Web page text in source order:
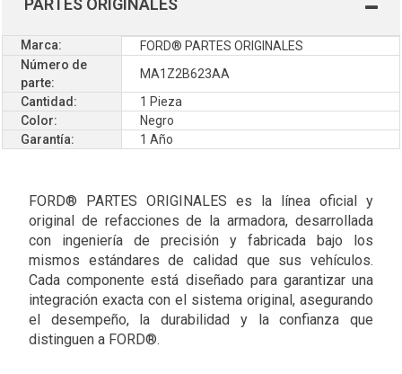
Marca:
FORD® PARTES ORIGINALES
Número de
parte:
MA1Z2B623AA
Cantidad:
1 Pieza
Color:
Negro
Garantía:
1 Año
FORD® PARTES ORIGINALES es la línea oficial y
original de refacciones de la armadora, desarrollada
con ingeniería de precisión y fabricada bajo los
mismos estándares de calidad que sus vehículos.
Cada componente está diseñado para garantizar una
integración exacta con el sistema original, asegurando
el desempeño, la durabilidad y la confianza que
distinguen a FORD®.